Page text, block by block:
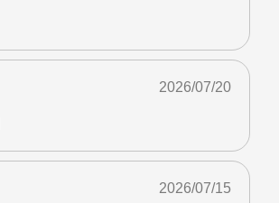
2026/07/20
2026/07/15